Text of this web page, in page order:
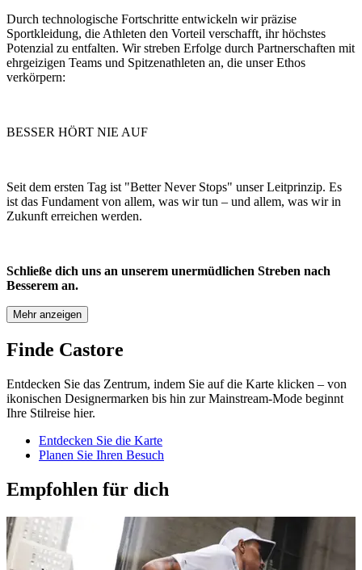
Durch technologische Fortschritte entwickeln wir präzise
Sportkleidung, die Athleten den Vorteil verschafft, ihr höchstes
Potenzial zu entfalten. Wir streben Erfolge durch Partnerschaften mit
ehrgeizigen Teams und Spitzenathleten an, die unser Ethos
verkörpern:
BESSER HÖRT NIE AUF
Seit dem ersten Tag ist "Better Never Stops" unser Leitprinzip. Es
ist das Fundament von allem, was wir tun – und allem, was wir in
Zukunft erreichen werden.
Schließe dich uns an unserem unermüdlichen Streben nach
Besserem an.
Mehr anzeigen
Finde Castore
Entdecken Sie das Zentrum, indem Sie auf die Karte klicken – von
ikonischen Designermarken bis hin zur Mainstream-Mode beginnt
Ihre Stilreise hier.
Entdecken Sie die Karte
Planen Sie Ihren Besuch
Empfohlen für dich